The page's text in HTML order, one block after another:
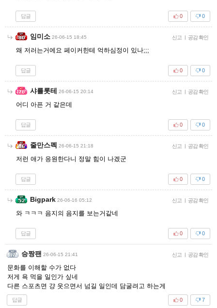
답글 0
0
임미소 26-06-15 18:45 신고 | 공감 확인
왜 저러는거에요 페이커한테 억하심정이 있나;;;
답글 0
0
샤를롯테 26-06-15 20:14 신고 | 공감 확인
어디 아픈 거 같은데
답글 0
0
줄만스펙 26-06-15 21:18 신고 | 공감 확인
저런 애가 응원한다니 정말 힘이 나겠군
답글 0
0
Bigpark 26-06-16 05:12 신고 | 공감 확인
와 ㅋㅋㅋ 음지의 음지를 보는거같네
답글 0
0
승짱팬 26-06-15 21:41 신고 | 공감 확인
문화를 이해할 수가 없다
저게 욕 먹을 일인가 싶네
다른 스포츠면 걍 웃으면서 넘길 일인데 담굴려고 하는게
답글 7
0